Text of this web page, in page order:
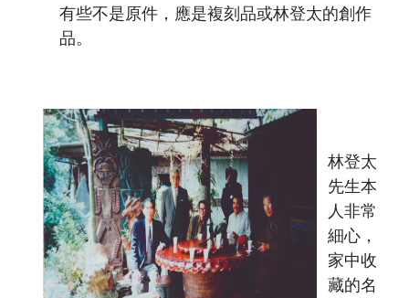
有些不是原件，應是複刻品或林登太的創作
品。
林登太
先生本
人非常
細心，
家中收
藏的名